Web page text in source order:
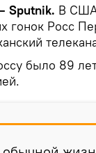
Sputnik. В США
гонок Росс
было 89